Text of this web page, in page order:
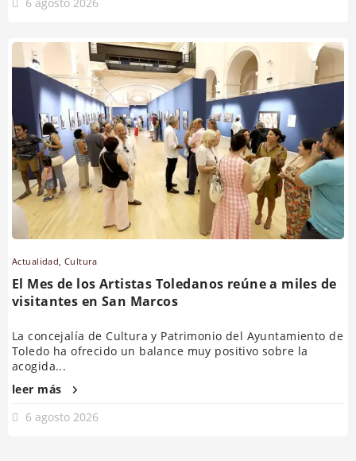
Actualidad,Cultura
El Mes de los Artistas Toledanos reúne a miles de
visitantes en San Marcos
La concejalía de Cultura y Patrimonio del Ayuntamiento de
Toledo ha ofrecido un balance muy positivo sobre la
acogida...
leer más
6 agosto 2026